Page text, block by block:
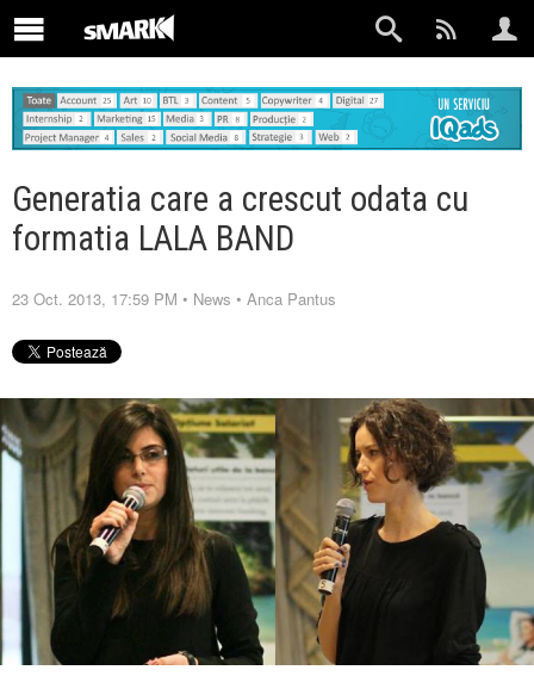
Generatia care a crescut odata cu
formatia LALA BAND
23 Oct. 2013, 17:59 PM • News • Anca Pantus